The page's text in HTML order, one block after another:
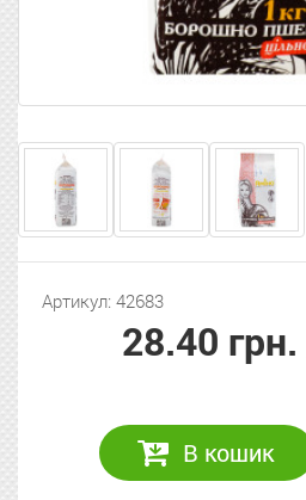
Артикул: 42683
28.40 грн.
В кошик